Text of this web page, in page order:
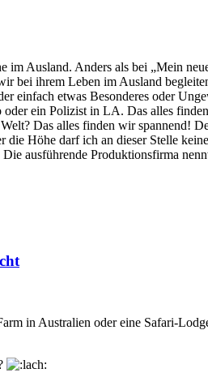
Ausland. Anders als bei „Mein
bei ihrem Leben im Ausland
einfach etwas Besonderes oder
ein Polizist in LA. Das alles
Das alles finden wir spannend!
Höhe darf ich an dieser Stelle
Die ausführende Produktionsfirma
in Australien oder eine Safari-